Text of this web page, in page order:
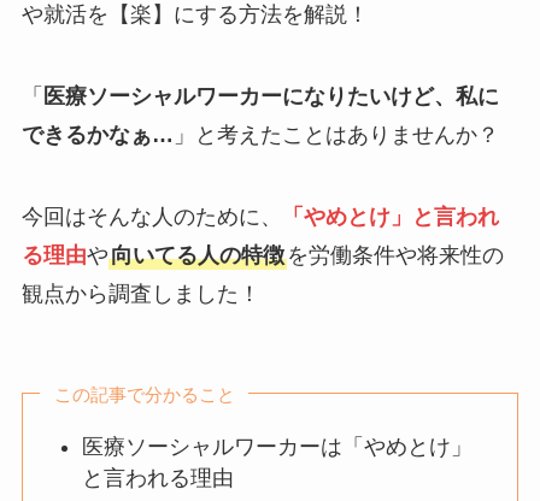
や就活を【楽】にする方法を解説！
「 医療ソーシャルワーカーになりたいけど、私に
できるかなぁ… 」と考えたことはありませんか？
今回はそんな人のために、
「やめとけ」と言われ
る理由や向いてる人の特徴を労働条件や将来性の
観点から調査しました！
この記事で分かること
医療ソーシャルワーカーは「やめとけ」
と言われる理由